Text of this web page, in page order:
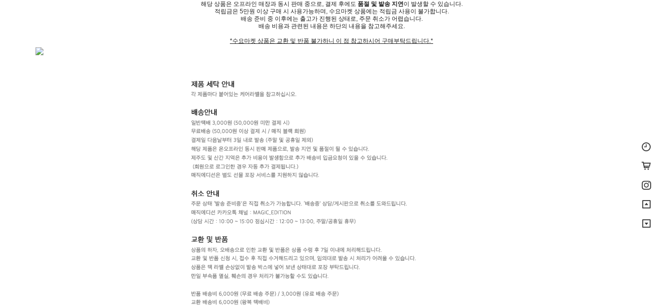
할인내역최초판매가
가격인하/할인 57,600원
할인율
최적가 57,600원
적용됩니다.
해당 상품은 오프라인 매장과 동시 판매 중으로, 결제 후에도 품절 및 발송 지연이 발생할 수 있습니다.
적립금은 5만원 이상 구매 시 사용가능하며, 수요마켓 상품에는 적립금 사용이 불가합니다.
배송 준비 중 이후에는 출고가 진행된 상태로, 주문 취소가 어렵습니다.
배송 비용과 관련된 내용은 하단의 내용을 참고해주세요.
*수요마켓 상품은 교환 및 반품 불가하니 이 점 참고하시어 구매부탁드립니다.*